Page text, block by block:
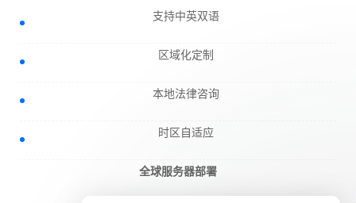
支持中英双语
区域化定制
本地法律咨询
时区自适应
全球服务器部署